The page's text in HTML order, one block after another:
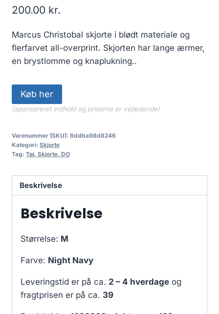
200.00 kr.
Marcus Christobal skjorte i blødt materiale og
flerfarvet all-overprint. Skjorten har lange ærmer,
en brystlomme og knaplukning..
Køb her
(sponsoreret indhold og priserne er vejledende)
Varenummer (SKU): 8ddba98d8246
Kategori: Skjorte
Tag: Tøj, Skjorte, DO
Beskrivelse
Beskrivelse
Størrelse: M
Farve: Night Navy
Leveringstid er på ca. 2 – 4 hverdage og
fragtprisen er på ca. 39